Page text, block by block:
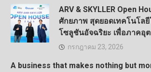
ARV & SKYLLER Open
ศักยภาพ สุดยอดเทคโนโล
โซลูชันอัจฉริยะ เพื่อภาคอุ
กรกฎาคม 23, 2026
A business that makes nothing but